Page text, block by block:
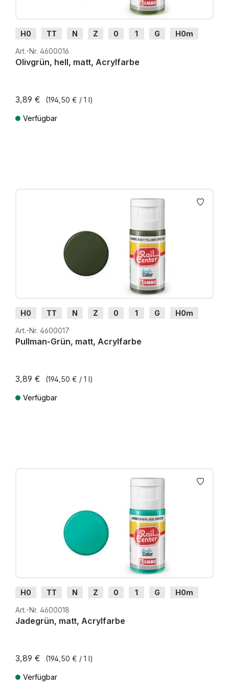
H0 TT N Z 0 1 G
H0m
H0e
Art.-Nr. 4600016
Olivgrün, hell, matt, Acrylfarbe
3,89 € (194,50 € / 1 l)
Verfügbar
H0 TT N Z 0 1 G
H0m
H0e
Art.-Nr. 4600017
Pullman-Grün, matt, Acrylfarbe
3,89 € (194,50 € / 1 l)
Verfügbar
H0 TT N Z 0 1 G
H0m
H0e
Art.-Nr. 4600018
Jadegrün, matt, Acrylfarbe
3,89 € (194,50 € / 1 l)
Verfügbar